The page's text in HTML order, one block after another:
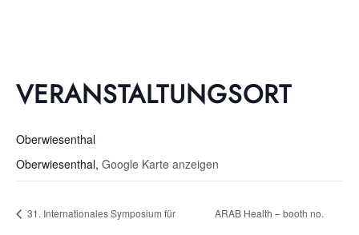
VERANSTALTUNGSORT
Oberwiesenthal
Oberwiesenthal, Google Karte anzeigen
31. Internationales Symposium für ARAB Health – booth no.